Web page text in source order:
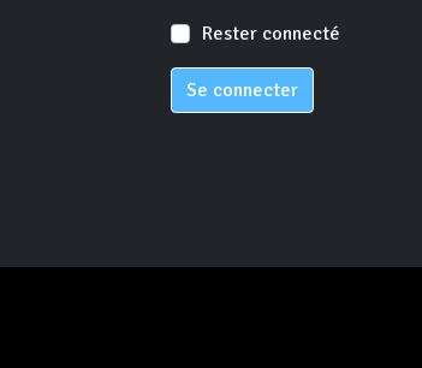
Rester connecté
Se connecter